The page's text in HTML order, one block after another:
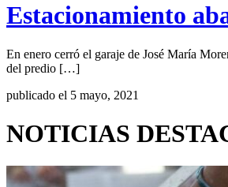
Estacionamiento
En enero cerró el garaje de José María
del predio […]
publicado el 5 mayo, 2021
NOTICIAS